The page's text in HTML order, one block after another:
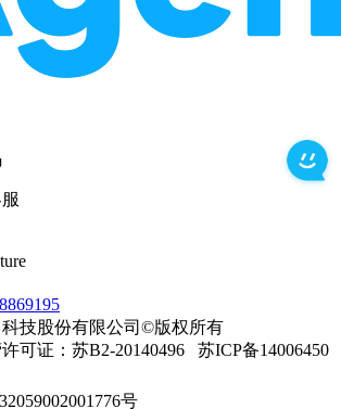
技股份有限公司©版权所有
可证：苏B2-20140496 苏ICP备14006450
号